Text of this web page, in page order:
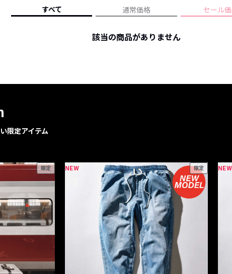
人気アイテム TOP 15
すべて 通常価格 セール
該当の商品がありません
限定アイテム
限定 NEW 限定 NEW